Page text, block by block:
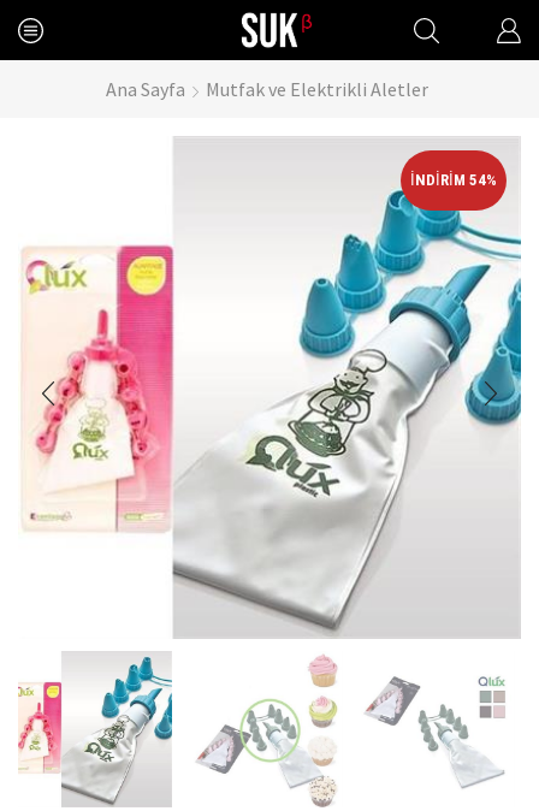
Ana Sayfa Mutfak ve Elektrikli Aletler
İNDIRIM 54%